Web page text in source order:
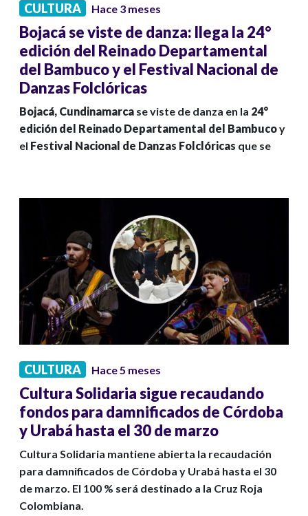
CULTURA Hace 3 meses
Bojacá se viste de danza: llega la 24°
edición del Reinado Departamental
del Bambuco y el Festival Nacional de
Danzas Folclóricas
Bojacá, Cundinamarca se viste de danza en la 24°
edición del Reinado Departamental del Bambucoy
el Festival Nacional de Danzas Folclóricas que se
CULTURA Hace 5 meses
Cultura Solidaria sigue recaudando
fondos para damnificados de Córdoba
y Urabá hasta el 30 de marzo
Cultura Solidaria mantiene abierta la recaudación
para damnificados de Córdoba y Urabá hasta el 30
de marzo. El 100 % será destinado a la Cruz Roja
Colombiana.